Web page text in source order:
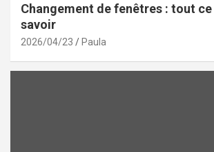
Changement de fenêtres : tout ce
savoir
2026/04/23 Paula